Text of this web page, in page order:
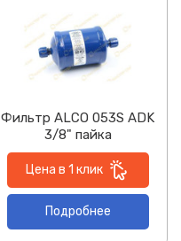
Фильтр ALCO 053S ADK
3/8" пайка
Цена в 1 клик
Подробнее